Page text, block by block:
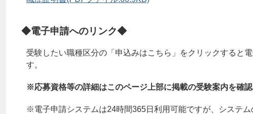
◆電子申請へのリンク◆
受験したい職種区分の「申込みはこちら」をクリックすると
す。
※応募資格等の詳細はこのページ上部に掲載の受験案内を確認
※電子申請システムは24時間365日利用可能ですが、システ